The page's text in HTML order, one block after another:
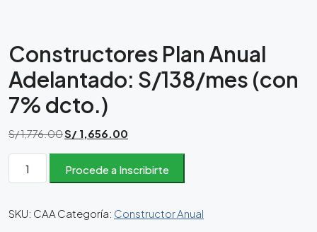
Constructores Plan Anual
Adelantado: S/138/mes (con
7% dcto.)
S/1,776.00S/ 1,656.00
Procede a Inscribirte
SKU: CAA Categoría: Constructor Anual